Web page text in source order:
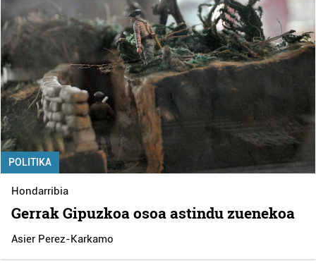
POLITIKA
Hondarribia
Gerrak Gipuzkoa osoa astindu zuenekoa
Asier Perez-Karkamo